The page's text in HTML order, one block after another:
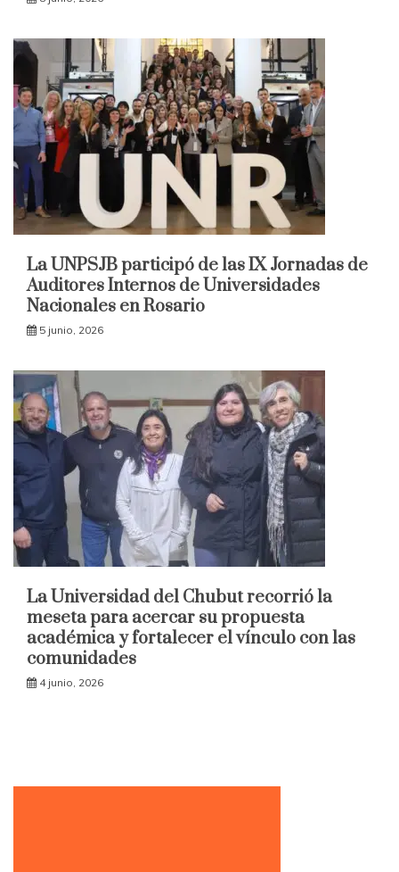
La UNPSJB participó de las IX Jornadas de
Auditores Internos de Universidades
Nacionales en Rosario
5 junio, 2026
La Universidad del Chubut recorrió la
meseta para acercar su propuesta
académica y fortalecer el vínculo con las
comunidades
4 junio, 2026